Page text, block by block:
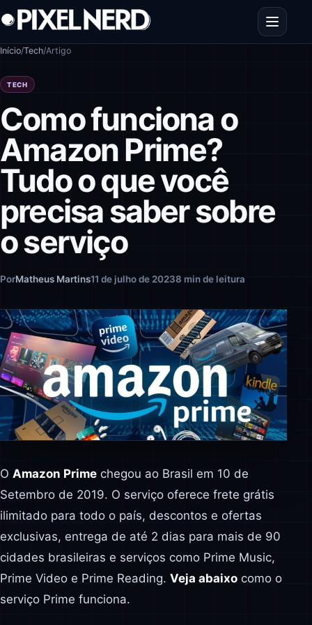
Pular para o conteúdo
Abrir
Início/Tech/Artigo
TECH
Como funciona o
Amazon Prime?
Tudo o que você
precisa saber sobre
o serviço
PorMatheus Martins11 de julho de 20238 min de leitura
O Amazon Prime chegou ao Brasil em 10 de
Setembro de 2019. O serviço oferece frete grátis
ilimitado para todo o país, descontos e ofertas
exclusivas, entrega de até 2 dias para mais de 90
cidades brasileiras e serviços como Prime Music,
Prime Video e Prime Reading. Veja abaixo como o
serviço Prime funciona.